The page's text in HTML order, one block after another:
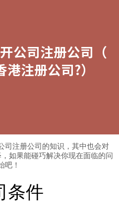
司注册公司的知识，其中也会对
如果能碰巧解决你现在面临的问
吧！
条件